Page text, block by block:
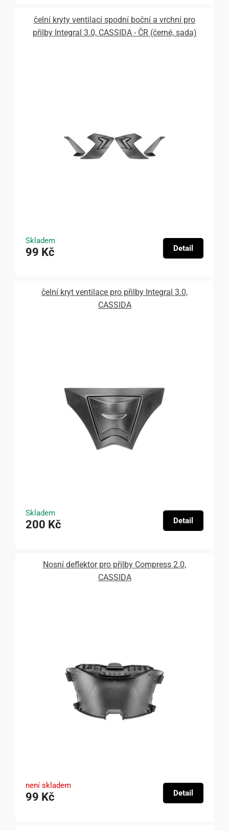
čelní kryty ventilací spodní boční a vrchní pro
přilby Integral 3.0, CASSIDA - ČR (černé, sada)
Skladem
99 Kč Detail
čelní kryt ventilace pro přilby Integral 3.0,
CASSIDA
Skladem
200 Kč Detail
Nosní deflektor pro přilby Compress 2.0,
CASSIDA
není skladem
99 Kč Detail